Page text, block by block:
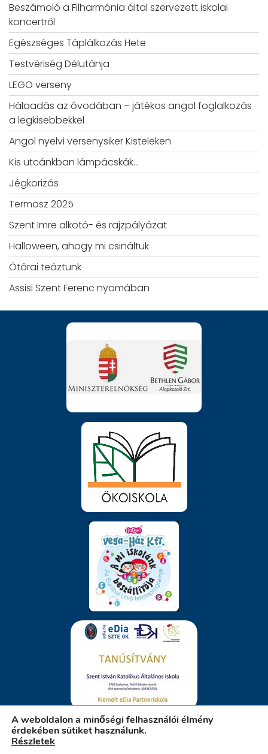
Beszámoló a Filharmónia által szervezett iskolai
koncertről
Egészséges Táplálkozás Hete
Testvériség Délutánja
LEGO verseny
Hálaadás az óvodában – játékos angol foglalkozás
a legkisebbekkel
Angol nyelvi versenysiker Kisteleken
Kis utcánkban lámpácskák…
Jégkorizás
Termosz 2025
Szent Imre alkotó- és rajzpályázat
Halloween, ahogy mi csináltuk
Ötórai teáztunk
Assisi Szent Ferenc nyomában
A weboldalon a minőségi felhasználói élmény
érdekében sütiket használunk.
Részletek